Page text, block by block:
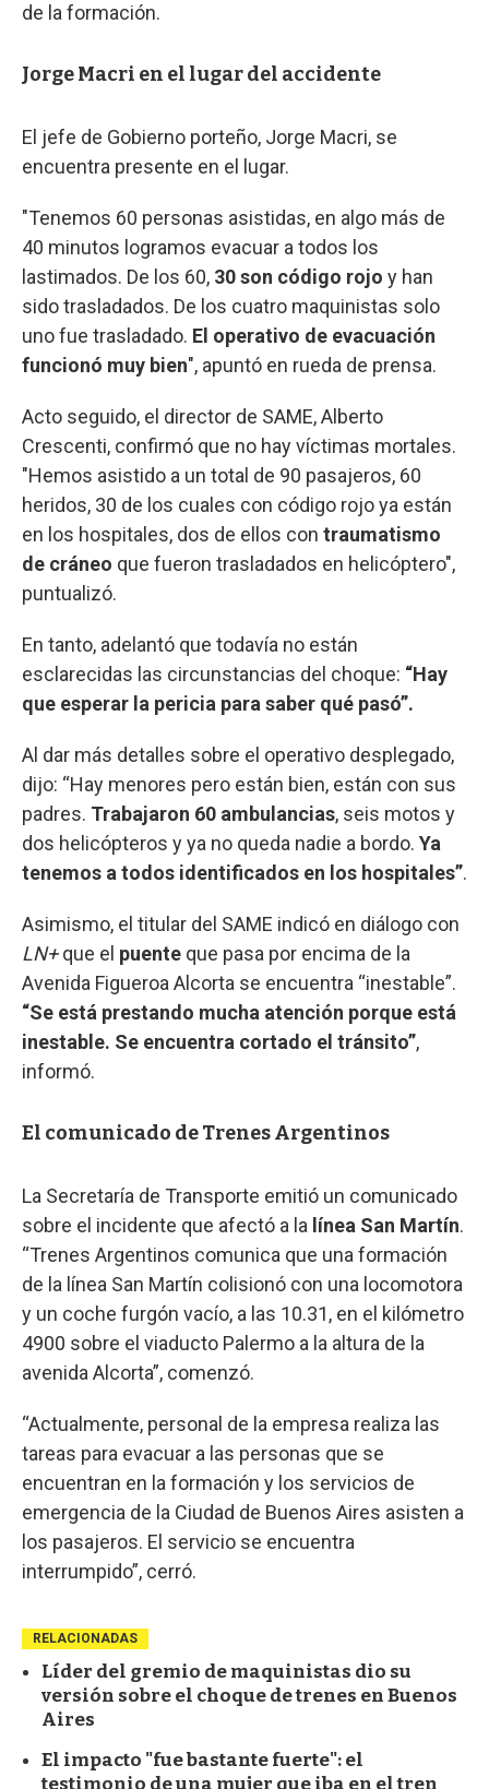
de la formación.
Jorge Macri en el lugar del accidente
El jefe de Gobierno porteño, Jorge Macri, se
encuentra presente en el lugar.
"Tenemos 60 personas asistidas, en algo más de
40 minutos logramos evacuar a todos los
lastimados. De los 60, 30 son código rojo y han
sido trasladados. De los cuatro maquinistas solo
uno fue trasladado. El operativo de evacuación
funcionó muy bien", apuntó en rueda de prensa.
Acto seguido, el director de SAME, Alberto
Crescenti, confirmó que no hay víctimas mortales.
"Hemos asistido a un total de 90 pasajeros, 60
heridos, 30 de los cuales con código rojo ya están
en los hospitales, dos de ellos con traumatismo
de cráneo que fueron trasladados en helicóptero",
puntualizó.
En tanto, adelantó que todavía no están
esclarecidas las circunstancias del choque: “Hay
que esperar la pericia para saber qué pasó”.
Al dar más detalles sobre el operativo desplegado,
dijo: “Hay menores pero están bien, están con sus
padres. Trabajaron 60 ambulancias, seis motos y
dos helicópteros y ya no queda nadie a bordo. Ya
tenemos a todos identificados en los hospitales”.
Asimismo, el titular del SAME indicó en diálogo con
LN+que el puente que pasa por encima de la
Avenida Figueroa Alcorta se encuentra “inestable”.
“Se está prestando mucha atención porque está
inestable. Se encuentra cortado el tránsito”,
informó.
El comunicado de Trenes Argentinos
La Secretaría de Transporte emitió un comunicado
sobre el incidente que afectó a la línea San Martín.
“Trenes Argentinos comunica que una formación
de la línea San Martín colisionó con una locomotora
y un coche furgón vacío, a las 10.31, en el kilómetro
4900 sobre el viaducto Palermo a la altura de la
avenida Alcorta”, comenzó.
“Actualmente, personal de la empresa realiza las
tareas para evacuar a las personas que se
encuentran en la formación y los servicios de
emergencia de la Ciudad de Buenos Aires asisten a
los pasajeros. El servicio se encuentra
interrumpido”, cerró.
RELACIONADAS
Líder del gremio de maquinistas dio su
versión sobre el choque de trenes en Buenos
Aires
El impacto "fue bastante fuerte": el